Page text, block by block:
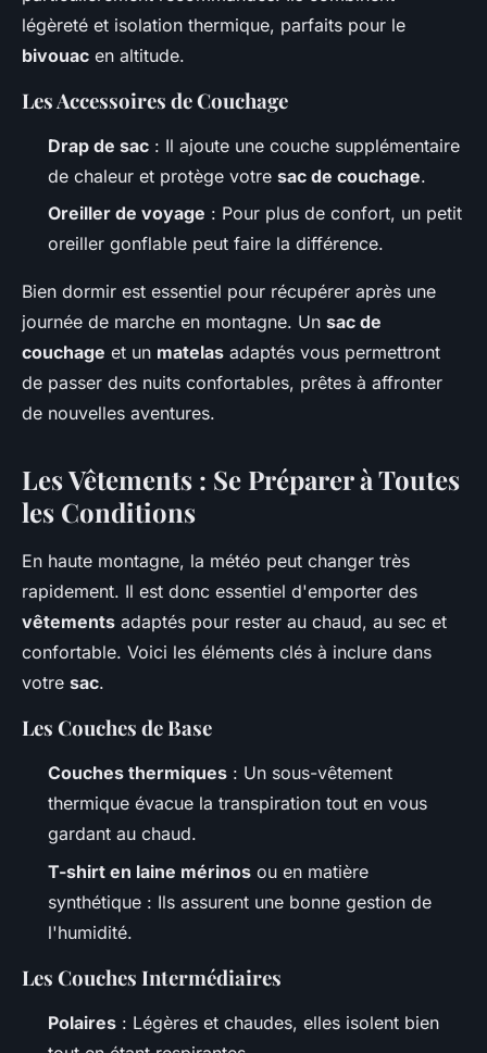
légèreté et isolation thermique, parfaits pour le
bivouac en altitude.
Les Accessoires de Couchage
Drap de sac : Il ajoute une couche supplémentaire
de chaleur et protège votre sac de couchage.
Oreiller de voyage : Pour plus de confort, un petit
oreiller gonflable peut faire la différence.
Bien dormir est essentiel pour récupérer après une
journée de marche en montagne. Un sac de
couchage et un matelas adaptés vous permettront
de passer des nuits confortables, prêtes à affronter
de nouvelles aventures.
Les Vêtements : Se Préparer à Toutes
les Conditions
En haute montagne, la météo peut changer très
rapidement. Il est donc essentiel d'emporter des
vêtements adaptés pour rester au chaud, au sec et
confortable. Voici les éléments clés à inclure dans
votre sac.
Les Couches de Base
Couches thermiques : Un sous-vêtement
thermique évacue la transpiration tout en vous
gardant au chaud.
T-shirt en laine mérinos ou en matière
synthétique : Ils assurent une bonne gestion de
l'humidité.
Les Couches Intermédiaires
Polaires : Légères et chaudes, elles isolent bien